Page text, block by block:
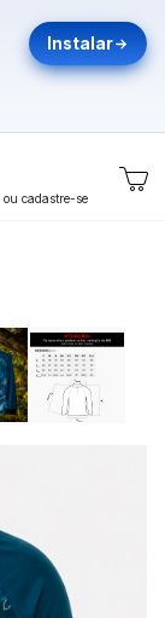
Instalar
ou cadastre-se